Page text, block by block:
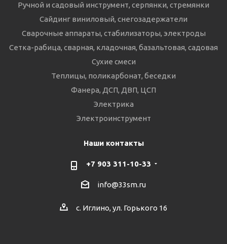
Ручной и садовый инструмент, серпянки, стремянки
Сайдинг виниловый, снегозадержатели
Сварочные аппараты, стабилизаторы, электроды
Сетка-рабица, сварная, кладочная, базальтовая, садовая
Сухие смеси
Теплицы, поликарбонат, беседки
Фанера, ДСП, ДВП, ЦСП
Электрика
Электроинструмент
Наши контакты
+7 903 311-10-33
info@33sm.ru
с. Иглино, ул. Горького 16